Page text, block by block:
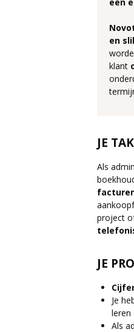
en
klant
JE
Als
project
JE
Je
leren
Als